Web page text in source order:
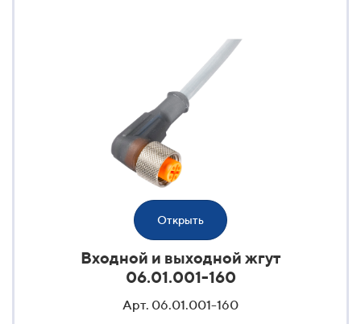
Открыть
Входной и выходной жгут
06.01.001-160
Арт. 06.01.001-160